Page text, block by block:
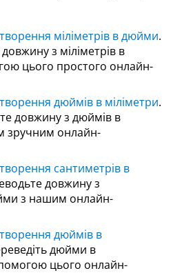
міліметрів в дюйми.
з міліметрів в
цього простого онлайн-
дюймів в міліметри.
довжину з дюймів в
зручним онлайн-
сантиметрів в
довжину з
з нашим онлайн-
дюймів в
дюйми в
цього онлайн-